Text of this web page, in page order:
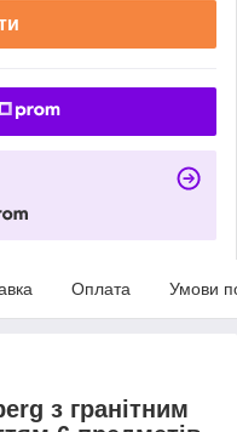
Оплата Умови
з гранітним